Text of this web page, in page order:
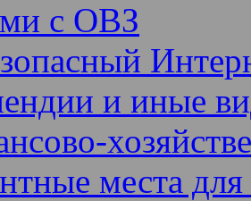
с ОВЗ
и иные
места